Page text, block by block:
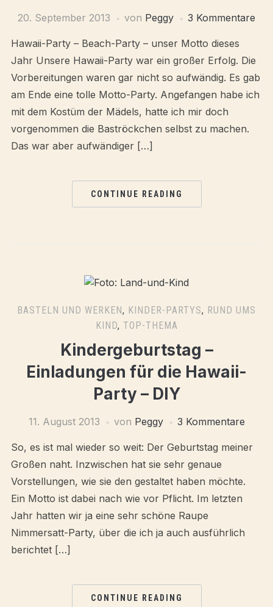
20. September 2013 von Peggy 3 Kommentare
Hawaii-Party – Beach-Party – unser Motto dieses
Jahr Unsere Hawaii-Party war ein großer Erfolg. Die
Vorbereitungen waren gar nicht so aufwändig. Es gab
am Ende eine tolle Motto-Party. Angefangen habe ich
mit dem Kostüm der Mädels, hatte ich mir doch
vorgenommen die Baströckchen selbst zu machen.
Das war aber aufwändiger […]
CONTINUE READING
BASTELN UND WERKEN, KINDER-PARTYS, RUND UMS
KIND, TOP-THEMA
Kindergeburtstag –
Einladungen für die Hawaii-
Party – DIY
11. August 2013 von Peggy 3 Kommentare
So, es ist mal wieder so weit: Der Geburtstag meiner
Großen naht. Inzwischen hat sie sehr genaue
Vorstellungen, wie sie den gestaltet haben möchte.
Ein Motto ist dabei nach wie vor Pflicht. Im letzten
Jahr hatten wir ja eine sehr schöne Raupe
Nimmersatt-Party, über die ich ja auch ausführlich
berichtet […]
CONTINUE READING